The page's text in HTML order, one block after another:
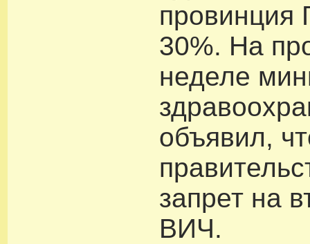
провинция
30%. На
неделе
объявил,
запрет на
ВИЧ.